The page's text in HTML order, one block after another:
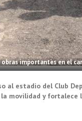
importantes en el
al estadio del Club
la movilidad y